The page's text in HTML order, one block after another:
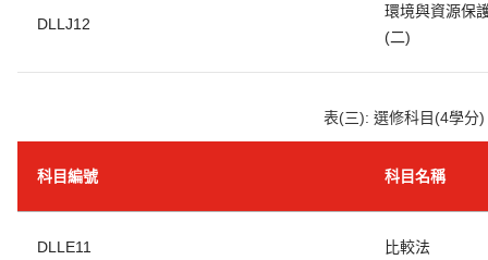
DLLJ12
環境與資源保
(二)
表(三): 選修科目(4學分)
科目編號 科目名稱
DLLE11 比較法